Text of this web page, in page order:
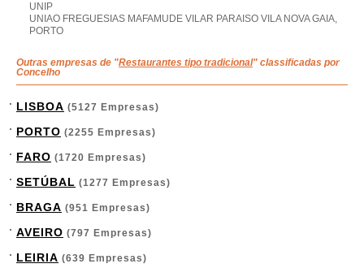
UNIP
UNIAO FREGUESIAS MAFAMUDE VILAR PARAISO VILA NOVA GAIA,
PORTO
Outras empresas de "Restaurantes tipo tradicional" classificadas por
Concelho
LISBOA (5127 Empresas)
PORTO (2255 Empresas)
FARO (1720 Empresas)
SETÚBAL (1277 Empresas)
BRAGA (951 Empresas)
AVEIRO (797 Empresas)
LEIRIA (639 Empresas)